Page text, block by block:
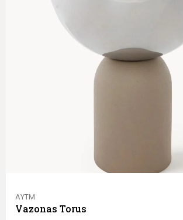
AYTM
Vazonas Torus